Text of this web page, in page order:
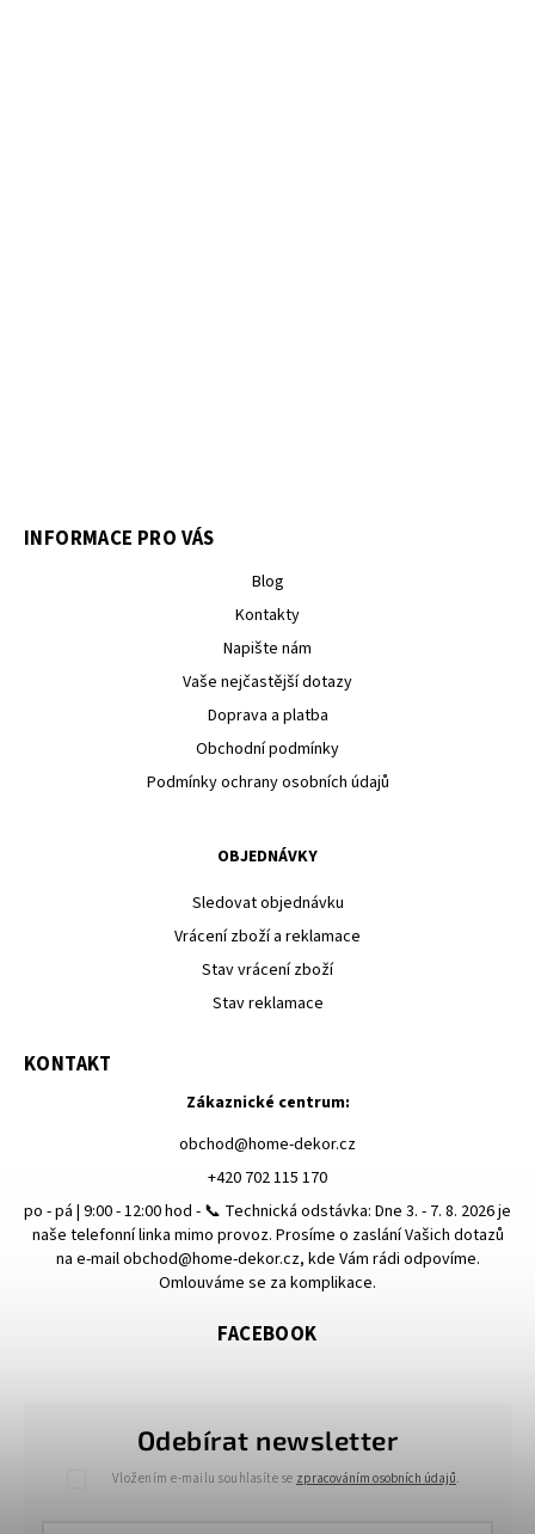
INFORMACE PRO VÁS
Blog
Kontakty
Napište nám
Vaše nejčastější dotazy
Doprava a platba
Obchodní podmínky
Podmínky ochrany osobních údajů
OBJEDNÁVKY
Sledovat objednávku
Vrácení zboží a reklamace
Stav vrácení zboží
Stav reklamace
Odebírat newsletter
Vložením e-mailu souhlasíte se zpracováním osobních údajů.
KONTAKT
Zákaznické centrum:
obchod@home-dekor.cz
+420 702 115 170
po - pá | 9:00 - 12:00 hod - 📞 Technická odstávka: Dne 3. - 7. 8. 2026 je
naše telefonní linka mimo provoz. Prosíme o zaslání Vašich dotazů
na e-mail obchod@home-dekor.cz, kde Vám rádi odpovíme.
Omlouváme se za komplikace.
FACEBOOK